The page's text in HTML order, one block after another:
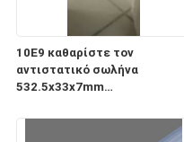
10E9 καθαρίστε τον
αντιστατικό σωλήνα
532.5x33x7mm
ESD για τη συσκευασία και τη